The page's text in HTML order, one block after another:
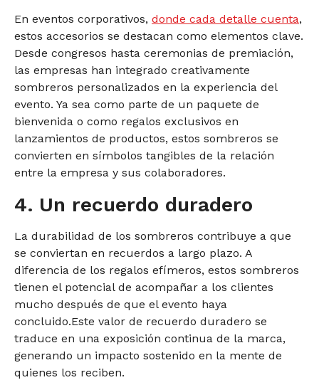
En eventos corporativos, donde cada detalle cuenta,
estos accesorios se destacan como elementos clave.
Desde congresos hasta ceremonias de premiación,
las empresas han integrado creativamente
sombreros personalizados en la experiencia del
evento. Ya sea como parte de un paquete de
bienvenida o como regalos exclusivos en
lanzamientos de productos, estos sombreros se
convierten en símbolos tangibles de la relación
entre la empresa y sus colaboradores.
4. Un recuerdo duradero
La durabilidad de los sombreros contribuye a que
se conviertan en recuerdos a largo plazo. A
diferencia de los regalos efímeros, estos sombreros
tienen el potencial de acompañar a los clientes
mucho después de que el evento haya
concluido.Este valor de recuerdo duradero se
traduce en una exposición continua de la marca,
generando un impacto sostenido en la mente de
quienes los reciben.